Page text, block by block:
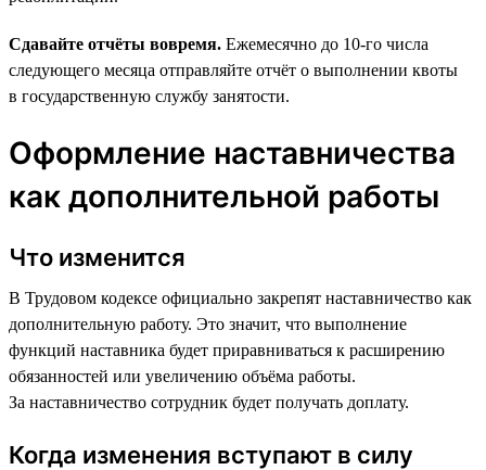
Сдавайте отчёты вовремя. Ежемесячно до 10-го числа
следующего месяца отправляйте отчёт о выполнении квоты
в государственную службу занятости.
Оформление наставничества
как дополнительной работы
Что изменится
В Трудовом кодексе официально закрепят наставничество как
дополнительную работу. Это значит, что выполнение
функций наставника будет приравниваться к расширению
обязанностей или увеличению объёма работы.
За наставничество сотрудник будет получать доплату.
Когда изменения вступают в силу